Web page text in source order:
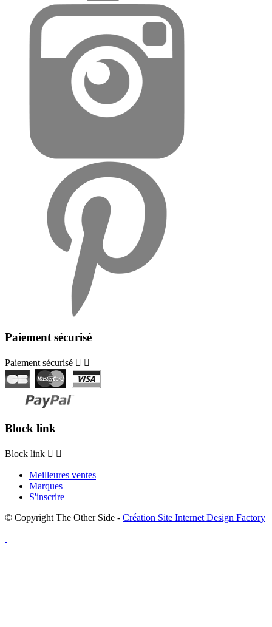
Paiement sécurisé
Paiement sécurisé  
Block link
Block link  
Meilleures ventes
Marques
S'inscrire
© Copyright The Other Side - Création Site Internet Design Factory